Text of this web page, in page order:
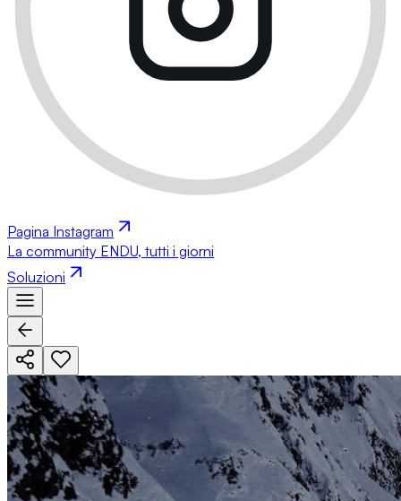
Pagina Instagram
La community ENDU, tutti i giorni
Soluzioni